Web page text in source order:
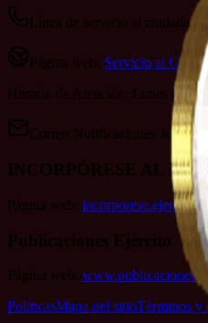
Línea de servicio al
Página web: Servicio al
Horario de Atención: Lunes a
Correo Notificaciones
INCORPÓRESE AL
Página web:
Publicaciones Ejército
Página web:
PolíticasMapa del sitioTérminos y